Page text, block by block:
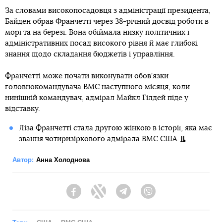
За словами високопосадовця з адміністрації президента,
Байден обрав Франчетті через 38-річний досвід роботи в
морі та на березі. Вона обіймала низку політичних і
адміністративних посад високого рівня й має глибокі
знання щодо складання бюджетів і управління.
Франчетті може почати виконувати обов’язки
головнокомандувача ВМС наступного місяця, коли
нинішній командувач, адмірал Майкл Гілдей піде у
відставку.
Ліза Франчетті стала другою жінкою в історії, яка має
звання чотиризіркового адмірала ВМС США.
Автор: Анна Холоднова
FacebookTwitter Telegram